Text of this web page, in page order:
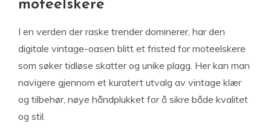
moteelskere
I en verden der raske trender dominerer, har den
digitale vintage-oasen blitt et fristed for moteelskere
som søker tidløse skatter og unike plagg. Her kan man
navigere gjennom et kuratert utvalg av vintage klær
og tilbehør, nøye håndplukket for å sikre både kvalitet
og stil.